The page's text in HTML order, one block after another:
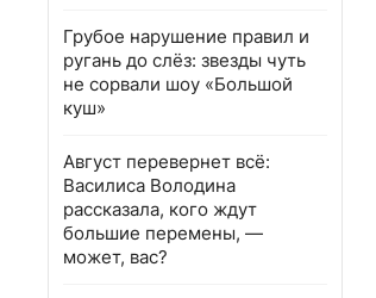
Грубое нарушение правил и
ругань до слёз: звезды чуть
не сорвали шоу «Большой
куш»
Август перевернет всё:
Василиса Володина
рассказала, кого ждут
большие перемены, —
может, вас?